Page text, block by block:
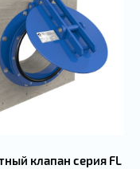
клапан серия FL